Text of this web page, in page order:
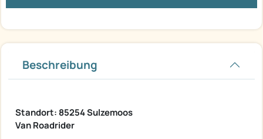
Beschreibung
Standort: 85254 Sulzemoos
Van Roadrider